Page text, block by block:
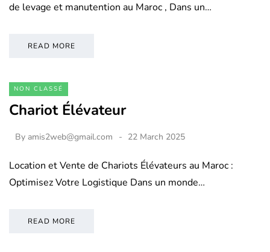
de levage et manutention au Maroc , Dans un…
READ MORE
NON CLASSÉ
Chariot Élévateur
By amis2web@gmail.com 22 March 2025
Location et Vente de Chariots Élévateurs au Maroc :
Optimisez Votre Logistique Dans un monde…
READ MORE